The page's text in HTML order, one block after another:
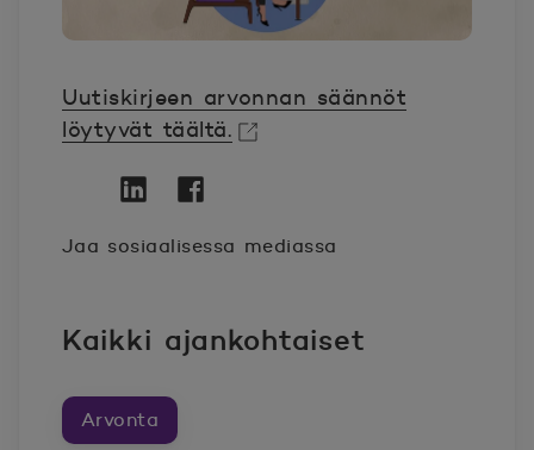
Uutiskirjeen arvonnan säännöt
löytyvät täältä.
Jaa sosiaalisessa mediassa
Kaikki ajankohtaiset
Arvonta